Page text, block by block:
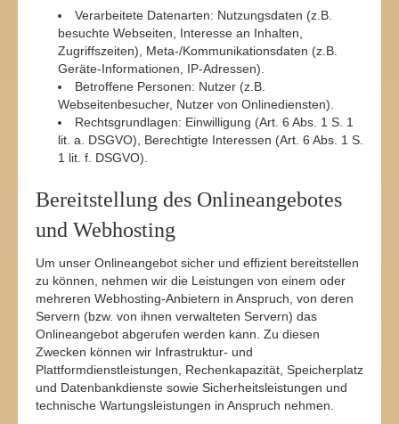
Verarbeitete Datenarten: Nutzungsdaten (z.B.
besuchte Webseiten, Interesse an Inhalten,
Zugriffszeiten), Meta-/Kommunikationsdaten (z.B.
Geräte-Informationen, IP-Adressen).
Betroffene Personen: Nutzer (z.B.
Webseitenbesucher, Nutzer von Onlinediensten).
Rechtsgrundlagen: Einwilligung (Art. 6 Abs. 1 S. 1
lit. a. DSGVO), Berechtigte Interessen (Art. 6 Abs. 1 S.
1 lit. f. DSGVO).
Bereitstellung des Onlineangebotes
und Webhosting
Um unser Onlineangebot sicher und effizient bereitstellen
zu können, nehmen wir die Leistungen von einem oder
mehreren Webhosting-Anbietern in Anspruch, von deren
Servern (bzw. von ihnen verwalteten Servern) das
Onlineangebot abgerufen werden kann. Zu diesen
Zwecken können wir Infrastruktur- und
Plattformdienstleistungen, Rechenkapazität, Speicherplatz
und Datenbankdienste sowie Sicherheitsleistungen und
technische Wartungsleistungen in Anspruch nehmen.